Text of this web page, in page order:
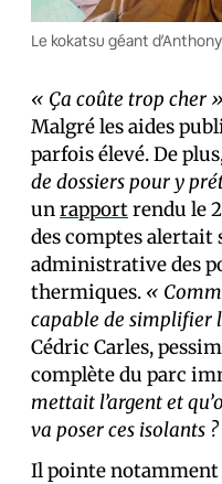
Le kokatsu géant
« Ça coûte trop cher
Malgré les aides
parfois élevé. De
de dossiers pour y
unrapportrendu le
des comptes alertait
administrative des
thermiques. «
capable de simplifier
Cédric Carles,
complète du parc
mettait l’argent et
va poser ces isolants
Il pointe notamment